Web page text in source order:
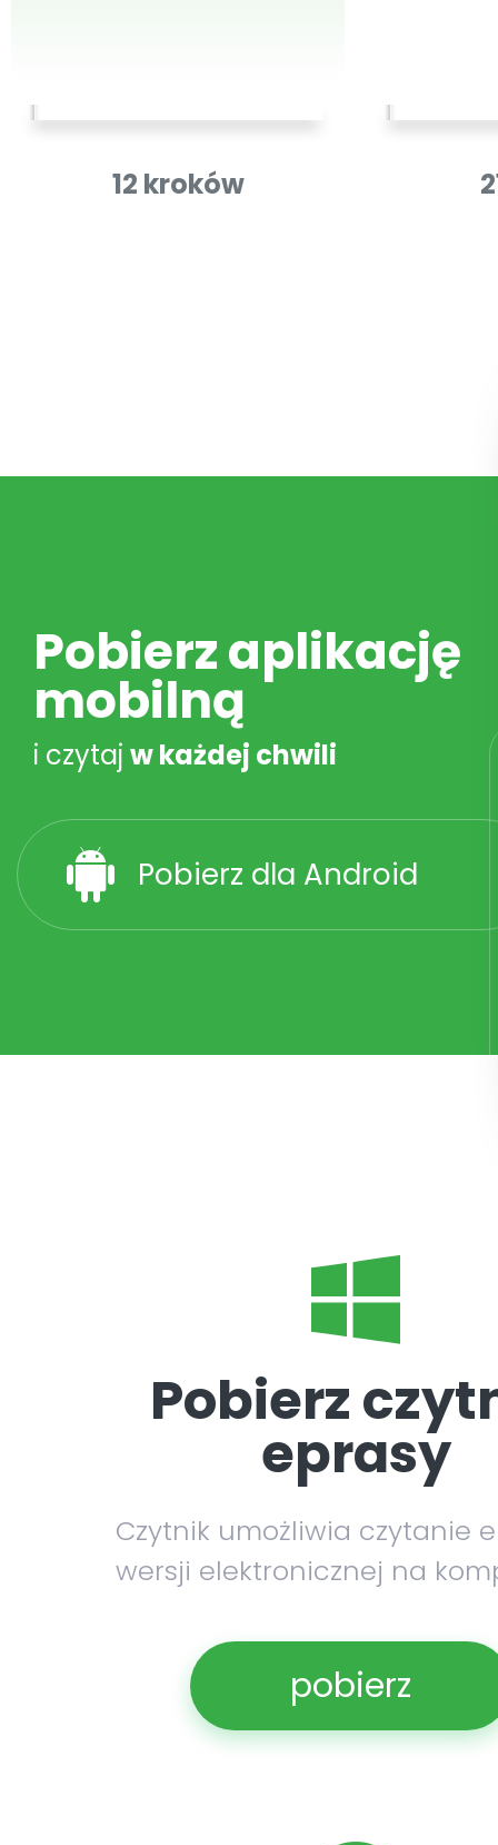
12 kroków
Pobierz aplikację
mobilną
i czytaj w każdej chwili
Pobierz dla Android
Pobierz
eprasy
Czytnik umożliwia czytanie
wersji elektronicznej na
pobierz